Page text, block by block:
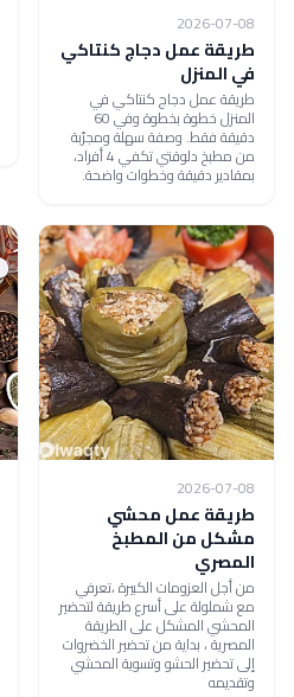
2026-07-08
طريقة عمل دجاج كنتاكي
في المنزل
طريقة عمل دجاج كنتاكي في
المنزل خطوة بخطوة وفي 60
دقيقة فقط. وصفة سهلة ومجرّبة
من مطبخ دلوقتي تكفي 4 أفراد،
بمقادير دقيقة وخطوات واضحة.
2026-07-08
طريقة عمل محشي
مشكل من المطبخ
المصري
من أجل العزومات الكبيرة ،تعرفي
مع شملولة على أسرع طريقة لتحضير
المحشي المشكل على الطريقة
المصرية ، بداية من تحضير الخضروات
إلى تحضير الحشو وتسوية المحشي
وتقديمه